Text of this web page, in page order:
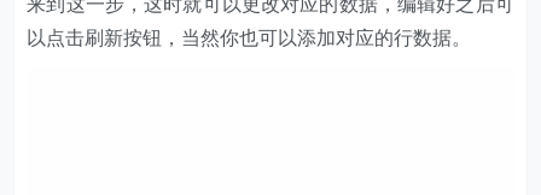
来到这一步，这时就可以更改对应的数据，编辑好之后可
以点击刷新按钮，当然你也可以添加对应的行数据。